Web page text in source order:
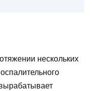
нескольких